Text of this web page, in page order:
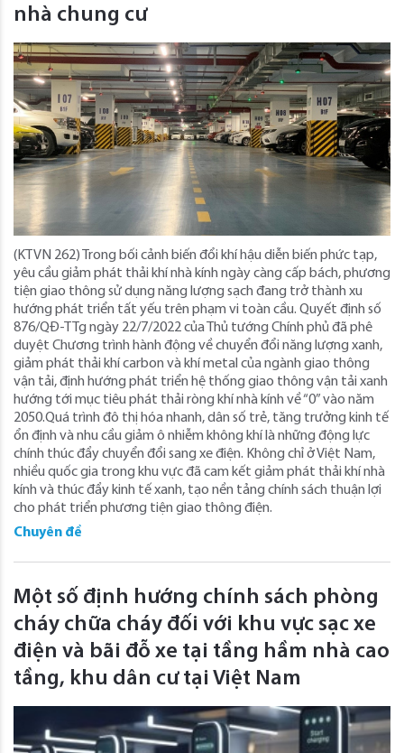
nhà chung cư
(KTVN 262) Trong bối cảnh biến đổi khí hậu diễn biến phức tạp,
yêu cầu giảm phát thải khí nhà kính ngày càng cấp bách, phương
tiện giao thông sử dụng năng lượng sạch đang trở thành xu
hướng phát triển tất yếu trên phạm vi toàn cầu. Quyết định số
876/QĐ-TTg ngày 22/7/2022 của Thủ tướng Chính phủ đã phê
duyệt Chương trình hành động về chuyển đổi năng lượng xanh,
giảm phát thải khí carbon và khí metal của ngành giao thông
vận tải, định hướng phát triển hệ thống giao thông vận tải xanh
hướng tới mục tiêu phát thải ròng khí nhà kính về “0” vào năm
2050.Quá trình đô thị hóa nhanh, dân số trẻ, tăng trưởng kinh tế
ổn định và nhu cầu giảm ô nhiễm không khí là những động lực
chính thúc đẩy chuyển đổi sang xe điện. Không chỉ ở Việt Nam,
nhiều quốc gia trong khu vực đã cam kết giảm phát thải khí nhà
kính và thúc đẩy kinh tế xanh, tạo nền tảng chính sách thuận lợi
cho phát triển phương tiện giao thông điện.
Chuyên đề
Một số định hướng chính sách phòng
cháy chữa cháy đối với khu vực sạc xe
điện và bãi đỗ xe tại tầng hầm nhà cao
tầng, khu dân cư tại Việt Nam